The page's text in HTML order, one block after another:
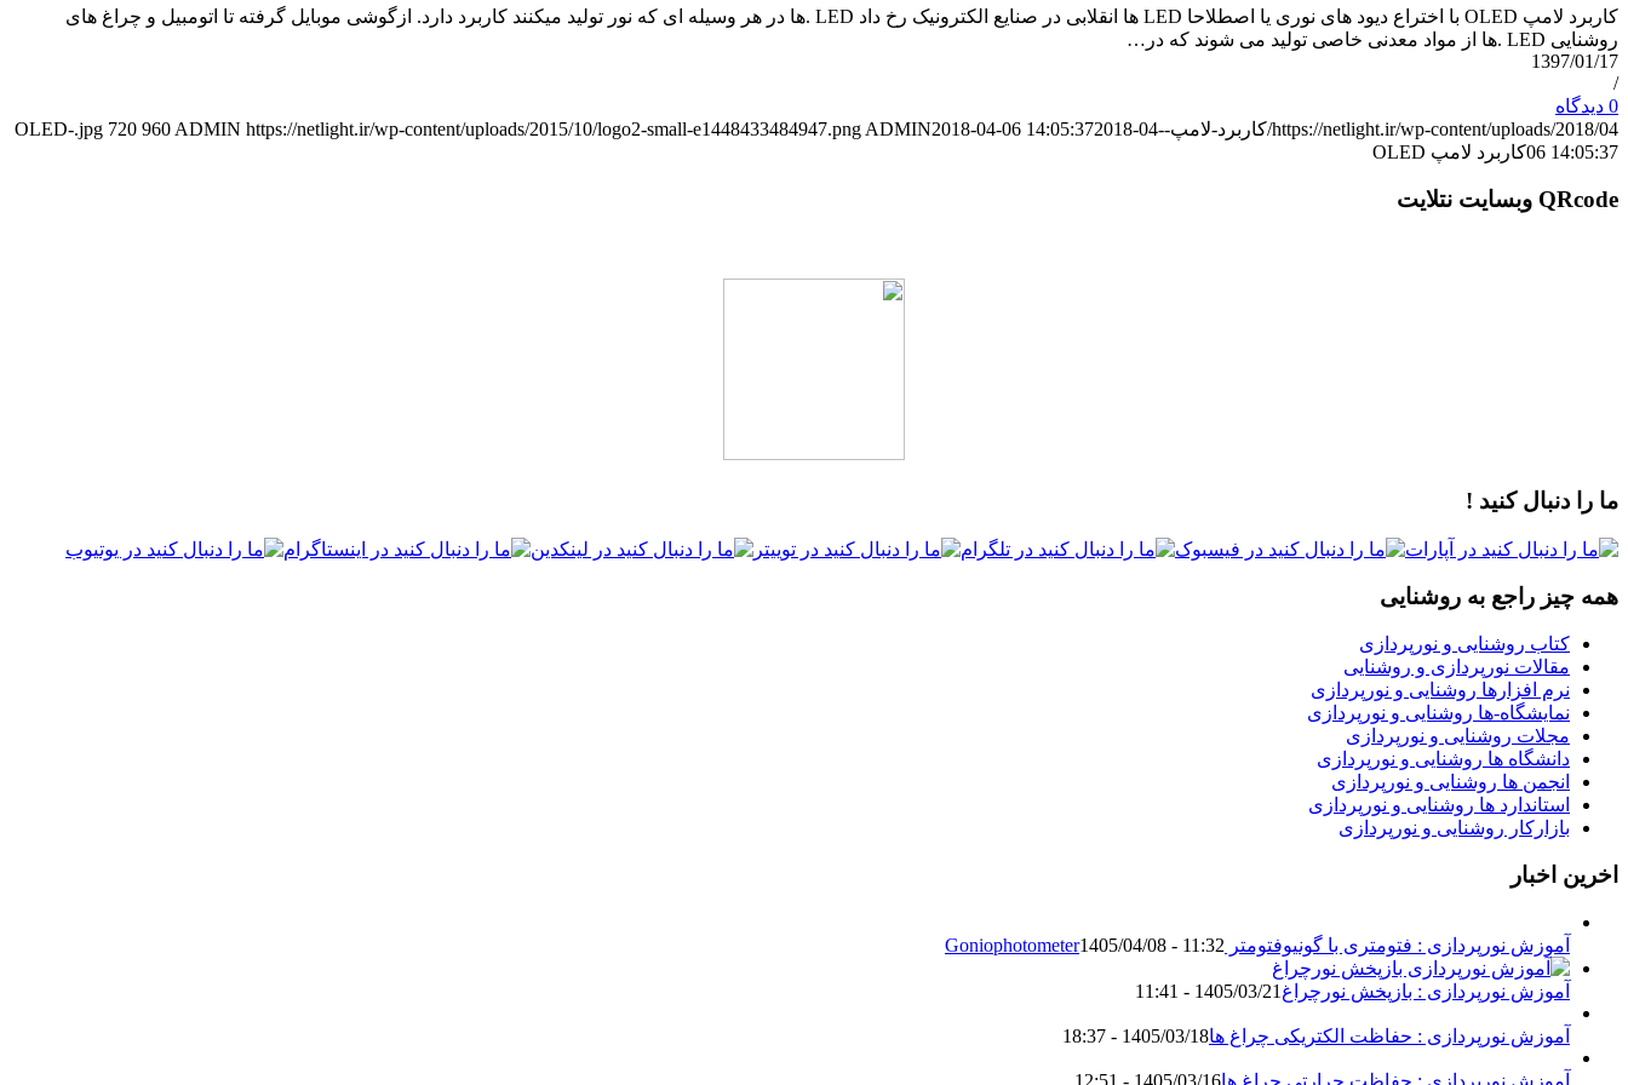
کاربرد لامپ OLED با اختراع دیود های نوری یا اصطلاحا LED ها انقلابی در صنایع الکترونیک رخ داد LED .ها در هر وسیله ای که نور تولید میکنند کاربرد دارد. ازگوشی موبایل گرفته تا اتومبیل و چراغ های
روشنایی LED .ها از مواد معدنی خاصی تولید می شوند که در…
1397/01/17
/
0 دیدگاه
https://netlight.ir/wp-content/uploads/2018/04/کاربرد-لامپ-OLED-.jpg
720 960 ADMIN https://netlight.ir/wp-content/uploads/2015/10/logo2-small-e1448433484947.png ADMIN2018-04-06 14:05:372018-04-
06 14:05:37کاربرد لامپ OLED
QRcode وبسایت نتلایت
ما را دنبال کنید !
همه چیز راجع به روشنایی
کتاب روشنایی و نورپردازی
مقالات نورپردازی و روشنایی
نرم افزارها روشنایی و نورپردازی
نمایشگاه-ها روشنایی و نورپردازی
مجلات روشنایی و نورپردازی
دانشگاه ها روشنایی و نورپردازی
انجمن ها روشنایی و نورپردازی
استاندارد ها روشنایی و نورپردازی
بازارکار روشنایی و نورپردازی
اخرین اخبار
آموزش نورپردازی : فتومتری با گونیوفتومتر Goniophotometer 1405/04/08 - 11:32
آموزش نورپردازی : بازپخش نورچراغ 1405/03/21 - 11:41
آموزش نورپردازی : حفاظت الکتریکی چراغ ها1405/03/18 - 18:37
آموزش نورپردازی : حفاظت حرارتی چراغ ها 1405/03/16 - 12:51